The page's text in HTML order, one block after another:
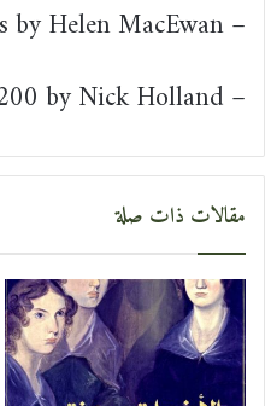
– The Brontë in Brussels by Helen MacEwan
– Anne Brontë at 200 by Nick Holland
مقالات ذات صلة